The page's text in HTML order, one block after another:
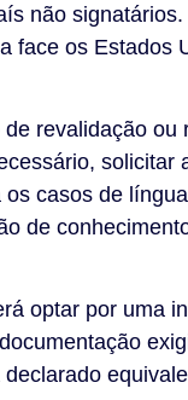
não
face os Estados
revalidação ou
solicitar
casos de
de
optar por uma